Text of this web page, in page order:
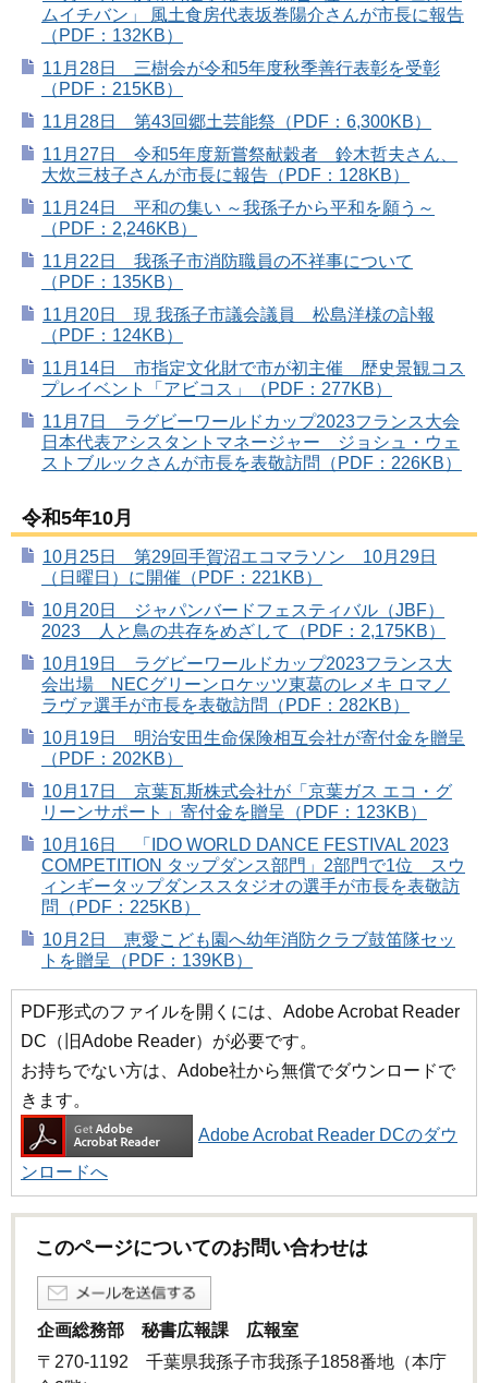
ムイチバン」 風土食房代表坂巻陽介さんが市長に報告
（PDF：132KB）
11月28日 三樹会が令和5年度秋季善行表彰を受彰
（PDF：215KB）
11月28日 第43回郷土芸能祭（PDF：6,300KB）
11月27日 令和5年度新嘗祭献穀者 鈴木哲夫さん、
大炊三枝子さんが市長に報告（PDF：128KB）
11月24日 平和の集い ～我孫子から平和を願う～
（PDF：2,246KB）
11月22日 我孫子市消防職員の不祥事について
（PDF：135KB）
11月20日 現 我孫子市議会議員 松島洋様の訃報
（PDF：124KB）
11月14日 市指定文化財で市が初主催 歴史景観コス
プレイベント「アビコス」（PDF：277KB）
11月7日 ラグビーワールドカップ2023フランス大会
日本代表アシスタントマネージャー ジョシュ・ウェ
ストブルックさんが市長を表敬訪問（PDF：226KB）
令和5年10月
10月25日 第29回手賀沼エコマラソン 10月29日
（日曜日）に開催（PDF：221KB）
10月20日 ジャパンバードフェスティバル（JBF）
2023 人と鳥の共存をめざして（PDF：2,175KB）
10月19日 ラグビーワールドカップ2023フランス大
会出場 NECグリーンロケッツ東葛のレメキ ロマノ
ラヴァ選手が市長を表敬訪問（PDF：282KB）
10月19日 明治安田生命保険相互会社が寄付金を贈呈
（PDF：202KB）
10月17日 京葉瓦斯株式会社が「京葉ガス エコ・グ
リーンサポート」寄付金を贈呈（PDF：123KB）
10月16日 「IDO WORLD DANCE FESTIVAL 2023
COMPETITION タップダンス部門」2部門で1位 スウ
ィンギータップダンススタジオの選手が市長を表敬訪
問（PDF：225KB）
10月2日 恵愛こども園へ幼年消防クラブ鼓笛隊セッ
トを贈呈（PDF：139KB）
PDF形式のファイルを開くには、Adobe Acrobat Reader
DC（旧Adobe Reader）が必要です。
お持ちでない方は、Adobe社から無償でダウンロードで
きます。
Adobe Acrobat Reader DCのダウ
ンロードへ
このページについてのお問い合わせは
企画総務部 秘書広報課 広報室
〒270-1192 千葉県我孫子市我孫子1858番地（本庁